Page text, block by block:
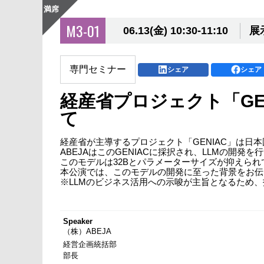
M3-01 06.13(金) 10:30-11:10 展
専門セミナー シェア シェア
満席
経産省プロジェクト「
て
経産省が主導するプロジェクト「GENIAC」は日
ABEJAはこのGENIACに採択され、LLMの開発を
このモデルは32Bとパラメーターサイズが抑えら
本公演では、このモデルの開発に至った背景をお
※LLMのビジネス活用への示唆が主旨となるため、
Speaker
（株）ABEJA
経営企画統括部
部長